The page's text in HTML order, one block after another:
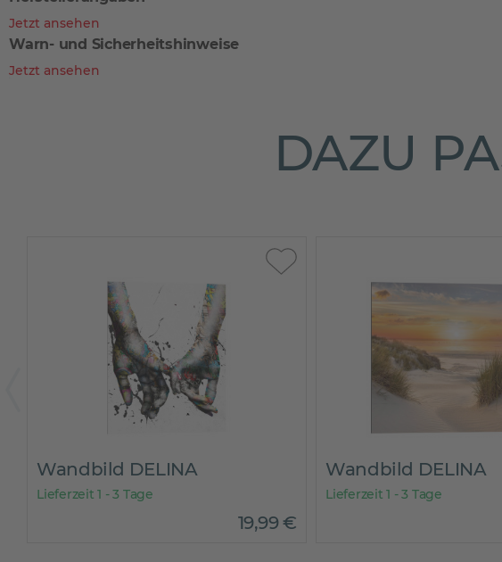
Jetzt ansehen
Warn- und Sicherheitshinweise
Jetzt ansehen
DAZU
Wandbild DELINA
Lieferzeit 1 - 3 Tage
19,99€
Wandbild DELINA
Lieferzeit 1 - 3 Tage